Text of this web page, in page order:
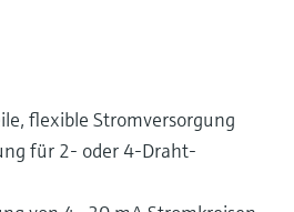
flexible Stromversorgung
für 2- oder 4-Draht-